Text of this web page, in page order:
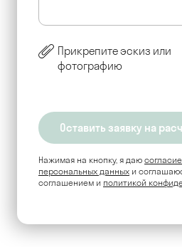
Прикрепите эскиз или
фотографию
Нажимая на кнопку, я даю согласие на
персональных данных и
соглашением и политикой